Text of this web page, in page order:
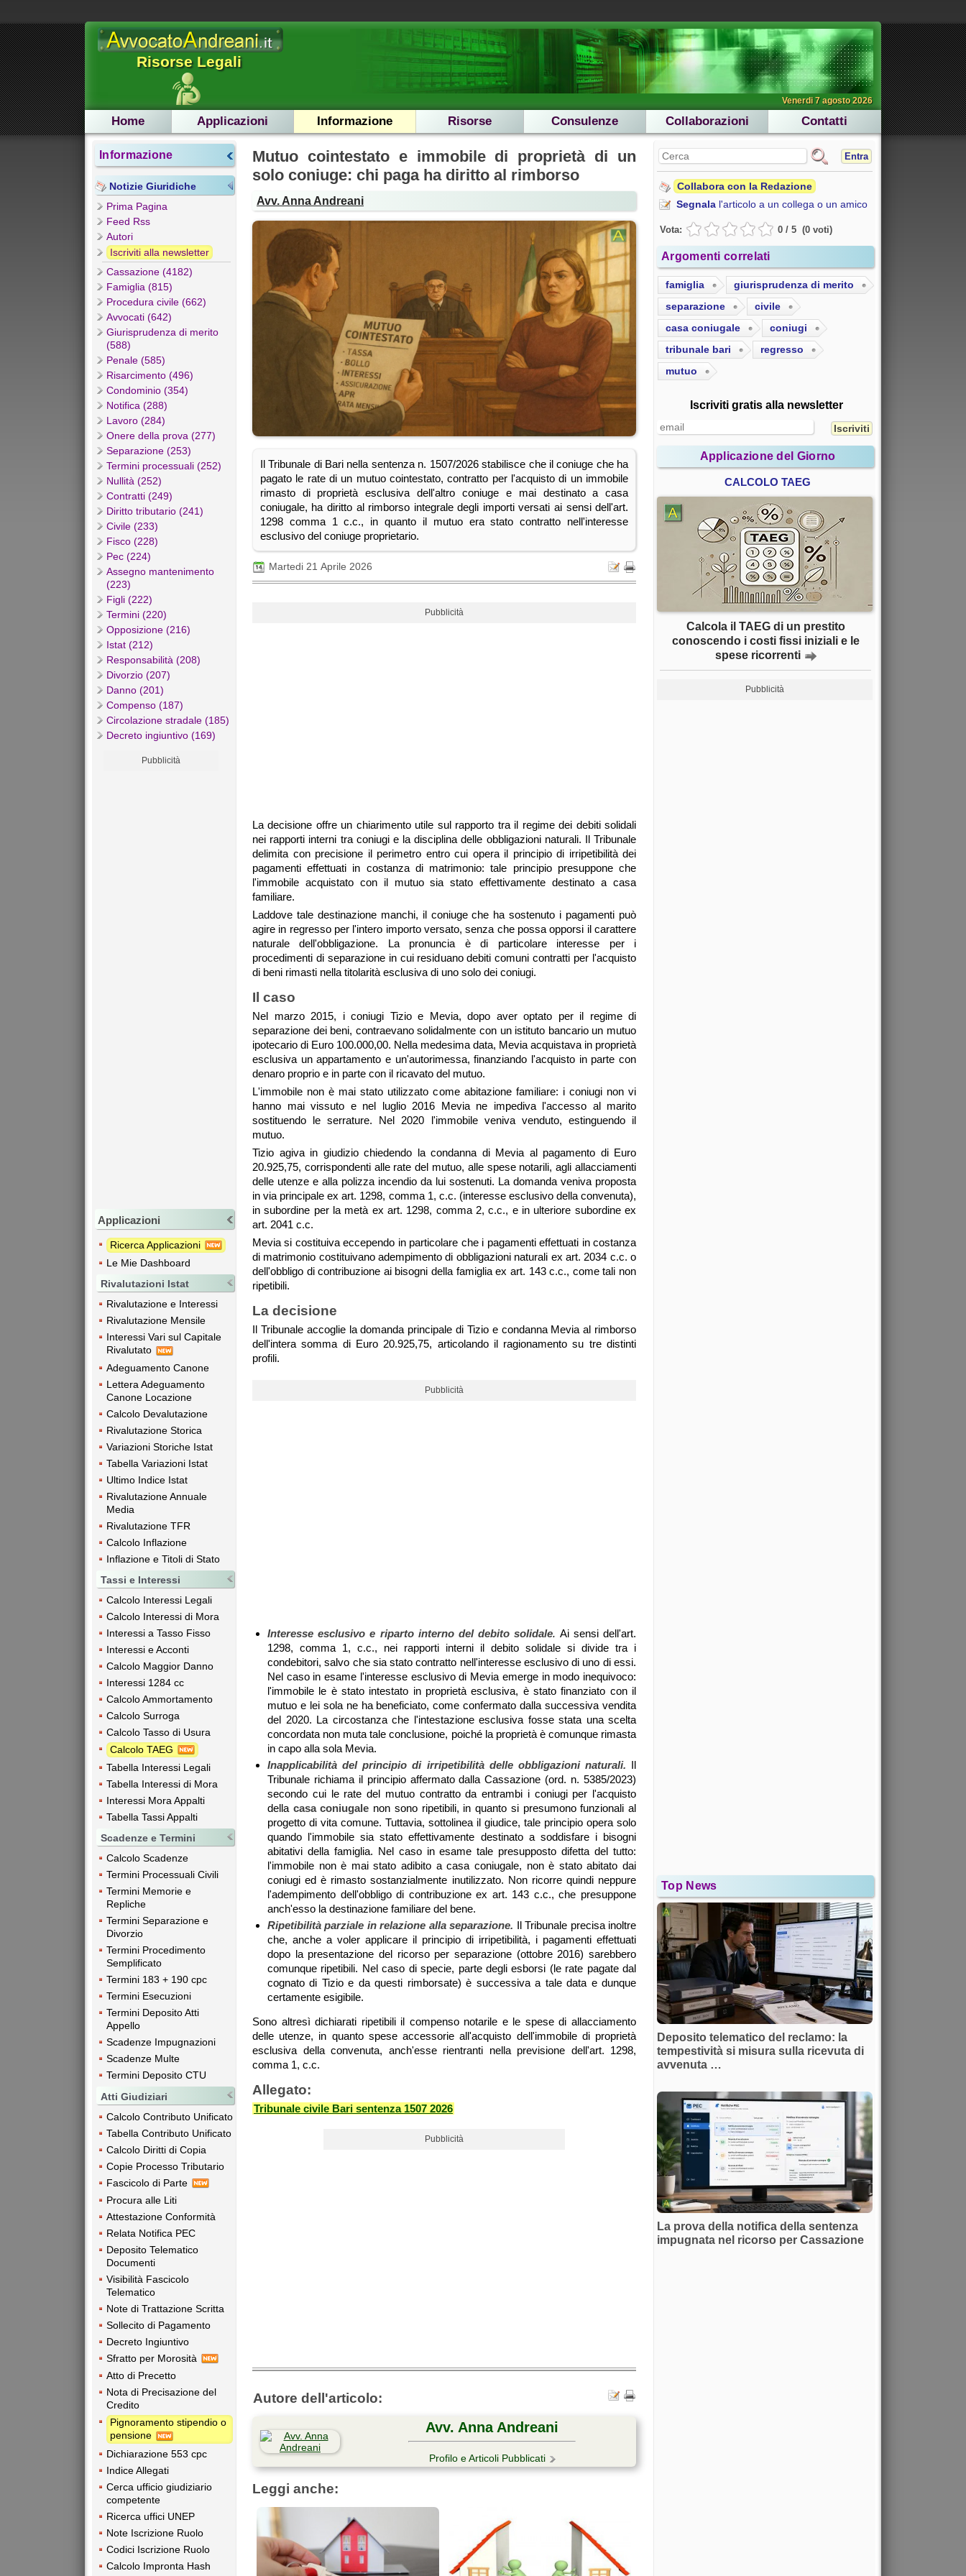
Risorse Legali
Venerdi 7 agosto 2026
Home Applicazioni Informazione Risorse Consulenze Collaborazioni Contatti
Informazione
Notizie Giuridiche
Prima Pagina
Feed Rss
Autori
Iscriviti alla newsletter
Cassazione (4182)
Famiglia (815)
Procedura civile (662)
Avvocati (642)
Giurisprudenza di merito
(588)
Penale (585)
Risarcimento (496)
Condominio (354)
Notifica (288)
Lavoro (284)
Onere della prova (277)
Separazione (253)
Termini processuali (252)
Nullità (252)
Contratti (249)
Diritto tributario (241)
Civile (233)
Fisco (228)
Pec (224)
Assegno mantenimento
(223)
Figli (222)
Termini (220)
Opposizione (216)
Istat (212)
Responsabilità (208)
Divorzio (207)
Danno (201)
Compenso (187)
Circolazione stradale (185)
Decreto ingiuntivo (169)
Pubblicità
Applicazioni
Ricerca Applicazioni
Le Mie Dashboard
Rivalutazioni Istat
Rivalutazione e Interessi
Rivalutazione Mensile
Interessi Vari sul Capitale
Rivalutato
Adeguamento Canone
Lettera Adeguamento
Canone Locazione
Calcolo Devalutazione
Rivalutazione Storica
Variazioni Storiche Istat
Tabella Variazioni Istat
Ultimo Indice Istat
Rivalutazione Annuale
Media
Rivalutazione TFR
Calcolo Inflazione
Inflazione e Titoli di Stato
Tassi e Interessi
Calcolo Interessi Legali
Calcolo Interessi di Mora
Interessi a Tasso Fisso
Interessi e Acconti
Calcolo Maggior Danno
Interessi 1284 cc
Calcolo Ammortamento
Calcolo Surroga
Calcolo Tasso di Usura
Calcolo TAEG
Tabella Interessi Legali
Tabella Interessi di Mora
Interessi Mora Appalti
Tabella Tassi Appalti
Scadenze e Termini
Calcolo Scadenze
Termini Processuali Civili
Termini Memorie e
Repliche
Termini Separazione e
Divorzio
Termini Procedimento
Semplificato
Termini 183 + 190 cpc
Termini Esecuzioni
Termini Deposito Atti
Appello
Scadenze Impugnazioni
Scadenze Multe
Termini Deposito CTU
Atti Giudiziari
Calcolo Contributo Unificato
Tabella Contributo Unificato
Calcolo Diritti di Copia
Copie Processo Tributario
Fascicolo di Parte
Procura alle Liti
Attestazione Conformità
Relata Notifica PEC
Deposito Telematico
Documenti
Visibilità Fascicolo
Telematico
Note di Trattazione Scritta
Sollecito di Pagamento
Decreto Ingiuntivo
Sfratto per Morosità
Atto di Precetto
Nota di Precisazione del
Credito
Pignoramento stipendio o
pensione
Dichiarazione 553 cpc
Indice Allegati
Cerca ufficio giudiziario
competente
Ricerca uffici UNEP
Note Iscrizione Ruolo
Codici Iscrizione Ruolo
Calcolo Impronta Hash
Mutuo cointestato e immobile di proprietà di un
solo coniuge: chi paga ha diritto al rimborso
Avv. Anna Andreani
Il Tribunale di Bari nella sentenza n. 1507/2026 stabilisce che il coniuge che ha
pagato le rate di un mutuo cointestato, contratto per l'acquisto di un immobile
rimasto di proprietà esclusiva dell'altro coniuge e mai destinato a casa
coniugale, ha diritto al rimborso integrale degli importi versati ai sensi dell'art.
1298 comma 1 c.c., in quanto il mutuo era stato contratto nell'interesse
esclusivo del coniuge proprietario.
Martedi 21 Aprile 2026
Pubblicità
La decisione offre un chiarimento utile sul rapporto tra il regime dei debiti solidali
nei rapporti interni tra coniugi e la disciplina delle obbligazioni naturali. Il Tribunale
delimita con precisione il perimetro entro cui opera il principio di irripetibilità dei
pagamenti effettuati in costanza di matrimonio: tale principio presuppone che
l'immobile acquistato con il mutuo sia stato effettivamente destinato a casa
familiare.
Laddove tale destinazione manchi, il coniuge che ha sostenuto i pagamenti può
agire in regresso per l'intero importo versato, senza che possa opporsi il carattere
naturale dell'obbligazione. La pronuncia è di particolare interesse per i
procedimenti di separazione in cui residuano debiti comuni contratti per l'acquisto
di beni rimasti nella titolarità esclusiva di uno solo dei coniugi.
Il caso
Nel marzo 2015, i coniugi Tizio e Mevia, dopo aver optato per il regime di
separazione dei beni, contraevano solidalmente con un istituto bancario un mutuo
ipotecario di Euro 100.000,00. Nella medesima data, Mevia acquistava in proprietà
esclusiva un appartamento e un'autorimessa, finanziando l'acquisto in parte con
denaro proprio e in parte con il ricavato del mutuo.
L'immobile non è mai stato utilizzato come abitazione familiare: i coniugi non vi
hanno mai vissuto e nel luglio 2016 Mevia ne impediva l'accesso al marito
sostituendo le serrature. Nel 2020 l'immobile veniva venduto, estinguendo il
mutuo.
Tizio agiva in giudizio chiedendo la condanna di Mevia al pagamento di Euro
20.925,75, corrispondenti alle rate del mutuo, alle spese notarili, agli allacciamenti
delle utenze e alla polizza incendio da lui sostenuti. La domanda veniva proposta
in via principale ex art. 1298, comma 1, c.c. (interesse esclusivo della convenuta),
in subordine per la metà ex art. 1298, comma 2, c.c., e in ulteriore subordine ex
art. 2041 c.c.
Mevia si costituiva eccependo in particolare che i pagamenti effettuati in costanza
di matrimonio costituivano adempimento di obbligazioni naturali ex art. 2034 c.c. o
dell'obbligo di contribuzione ai bisogni della famiglia ex art. 143 c.c., come tali non
ripetibili.
La decisione
Il Tribunale accoglie la domanda principale di Tizio e condanna Mevia al rimborso
dell'intera somma di Euro 20.925,75, articolando il ragionamento su tre distinti
profili.
Pubblicità
Interesse esclusivo e riparto interno del debito solidale. Ai sensi dell'art.
1298, comma 1, c.c., nei rapporti interni il debito solidale si divide tra i
condebitori, salvo che sia stato contratto nell'interesse esclusivo di uno di essi.
Nel caso in esame l'interesse esclusivo di Mevia emerge in modo inequivoco:
l'immobile le è stato intestato in proprietà esclusiva, è stato finanziato con il
mutuo e lei sola ne ha beneficiato, come confermato dalla successiva vendita
del 2020. La circostanza che l'intestazione esclusiva fosse stata una scelta
concordata non muta tale conclusione, poiché la proprietà è comunque rimasta
in capo alla sola Mevia.
Inapplicabilità del principio di irripetibilità delle obbligazioni naturali. Il
Tribunale richiama il principio affermato dalla Cassazione (ord. n. 5385/2023)
secondo cui le rate del mutuo contratto da entrambi i coniugi per l'acquisto
della casa coniugale non sono ripetibili, in quanto si presumono funzionali al
progetto di vita comune. Tuttavia, sottolinea il giudice, tale principio opera solo
quando l'immobile sia stato effettivamente destinato a soddisfare i bisogni
abitativi della famiglia. Nel caso in esame tale presupposto difetta del tutto:
l'immobile non è mai stato adibito a casa coniugale, non è stato abitato dai
coniugi ed è rimasto sostanzialmente inutilizzato. Non ricorre quindi neppure
l'adempimento dell'obbligo di contribuzione ex art. 143 c.c., che presuppone
anch'esso la destinazione familiare del bene.
Ripetibilità parziale in relazione alla separazione. Il Tribunale precisa inoltre
che, anche a voler applicare il principio di irripetibilità, i pagamenti effettuati
dopo la presentazione del ricorso per separazione (ottobre 2016) sarebbero
comunque ripetibili. Nel caso di specie, parte degli esborsi (le rate pagate dal
cognato di Tizio e da questi rimborsate) è successiva a tale data e dunque
certamente esigibile.
Sono altresì dichiarati ripetibili il compenso notarile e le spese di allacciamento
delle utenze, in quanto spese accessorie all'acquisto dell'immobile di proprietà
esclusiva della convenuta, anch'esse rientranti nella previsione dell'art. 1298,
comma 1, c.c.
Allegato:
Tribunale civile Bari sentenza 1507 2026
Pubblicità
Autore dell'articolo:
Avv. Anna Andreani
Profilo e Articoli Pubblicati
Leggi anche:
Entra
Collabora con la Redazione
Segnala l'articolo a un collega o un amico
Vota: 0 / 5 (0 voti)
Argomenti correlati
famiglia
giurisprudenza di merito
separazione
civile
casa coniugale
coniugi
tribunale bari
regresso
mutuo
Iscriviti gratis alla newsletter
Applicazione del Giorno
CALCOLO TAEG
Calcola il TAEG di un prestito
conoscendo i costi fissi iniziali e le
spese ricorrenti
Pubblicità
Top News
Deposito telematico del reclamo: la
tempestività si misura sulla ricevuta di
avvenuta …
La prova della notifica della sentenza
impugnata nel ricorso per Cassazione